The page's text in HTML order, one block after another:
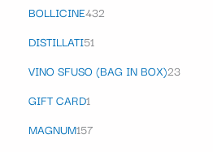
BOLLICINE432
DISTILLATI51
VINO SFUSO (BAG IN BOX)23
GIFT CARD1
MAGNUM157